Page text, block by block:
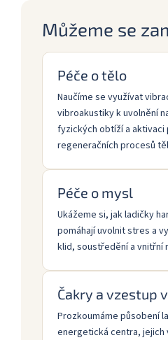
Můžeme se
Péče o tělo
Naučíme se využívat
vibroakustiky k uvolnění
fyzických obtíží a aktivaci
regeneračních procesů
Péče o mysl
Ukážeme si, jak ladičky
pomáhají uvolnit stres a
klid, soustředění a vnitřní
Čakry a vzestup
Prozkoumáme působení
energetická centra, jejich